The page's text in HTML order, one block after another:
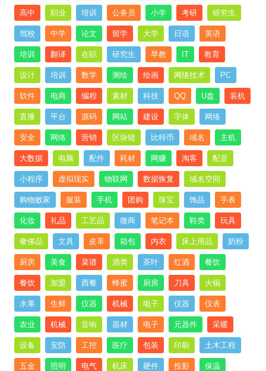
高中 职业 培训 公务员 小学 考研 研究生
驾校 中学 论文 留学 大学 日语 英语
培训 翻译 在职 研究生 早教 IT 教育
设计 培训 数学 测绘 绘画 网络技术 PC
软件 电商 编程 素材 科技 QQ U盘 装机
直播 平台 源码 网站 建设 字体 网络
安全 网络 营销 区块链 比特币 域名 主机
大数据 电脑 配件 耗材 网赚 淘客 配音
小程序 虚拟现实 物联网 数据恢复 域名空间
购物败家 服装 手机 团购 珠宝 饰品 手表
化妆 礼品 工艺品 微商 笔记本 鞋类 玩具
奢侈品 文具 皮革 箱包 内衣 床上用品 奶粉
厨房 美食 菜谱 酒类 茶叶 红酒 餐饮
餐饮 加盟 西餐 蜂蜜 厨房 刀具 火锅
水果 生鲜 仪器 机械 电子 仪器 仪表
农业 机械 音响 器材 电子 元器件 采暖
设备 安防 工控 医疗 包装 印刷 土木工程
五金 照明 电气 机床 硬件 投影 保温